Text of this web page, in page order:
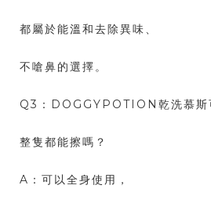
都屬於能溫和去除異味、
不嗆鼻的選擇。
Q3：DOGGYPOTION乾洗慕斯
整隻都能擦嗎？
A：可以全身使用，